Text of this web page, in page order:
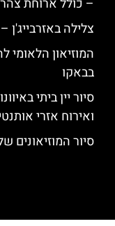
– כולל ארוחת
צלילה באזרבייג'ן
המוזיאון הלאומי
בבאקו
סיור יין ביתי
ואירוח אזרי
סיור המוזיאונים